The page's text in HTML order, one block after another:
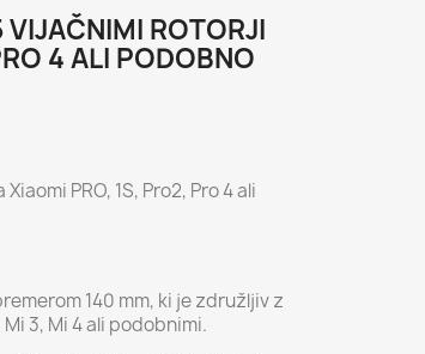
ROTORJI
4 ALI PODOBNO
PRO, 1S, Pro2, Pro 4 ali
140 mm, ki je združljiv z
3, Mi 4 ali podobnimi.